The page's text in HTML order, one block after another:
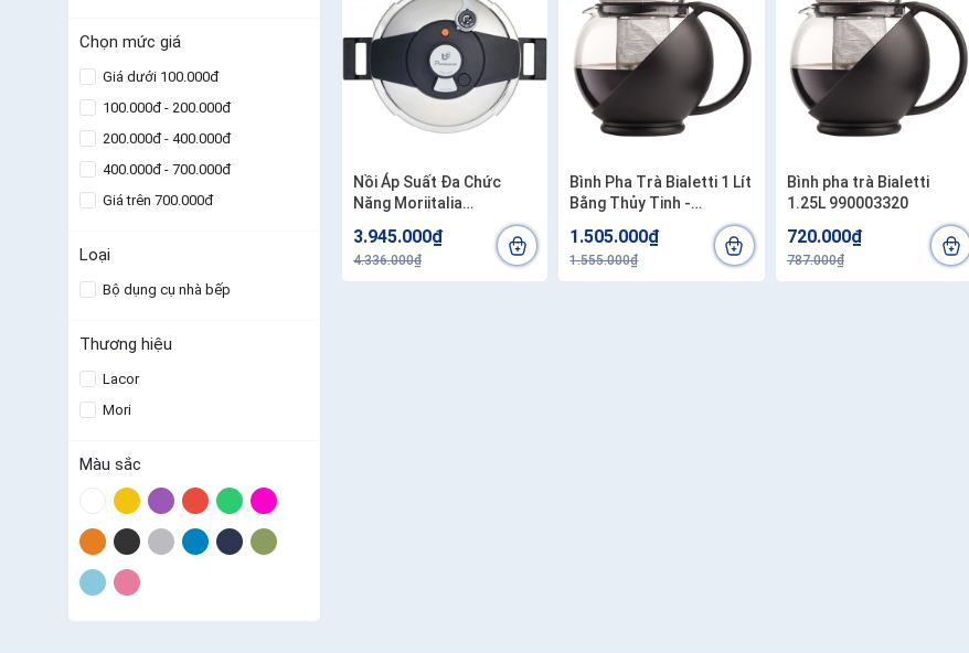
Chọn mức giá
Giá dưới 100.000đ
100.000đ - 200.000đ
200.000đ - 400.000đ
400.000đ - 700.000đ
Giá trên 700.000đ
Loại
Bộ dụng cụ nhà bếp
Thương hiệu
Lacor
Mori
Màu sắc
Nồi Áp Suất Đa Chức
Năng Moriitalia
Luminousplus - Nhật Bản
- 628205
3.945.000₫
4.336.000₫
Bình Pha Trà Bialetti 1 Lít
Bằng Thủy Tinh -
1.505.000₫
1.555.000₫
Bình pha trà Bialetti
1.25L 990003320
720.000₫
787.000₫